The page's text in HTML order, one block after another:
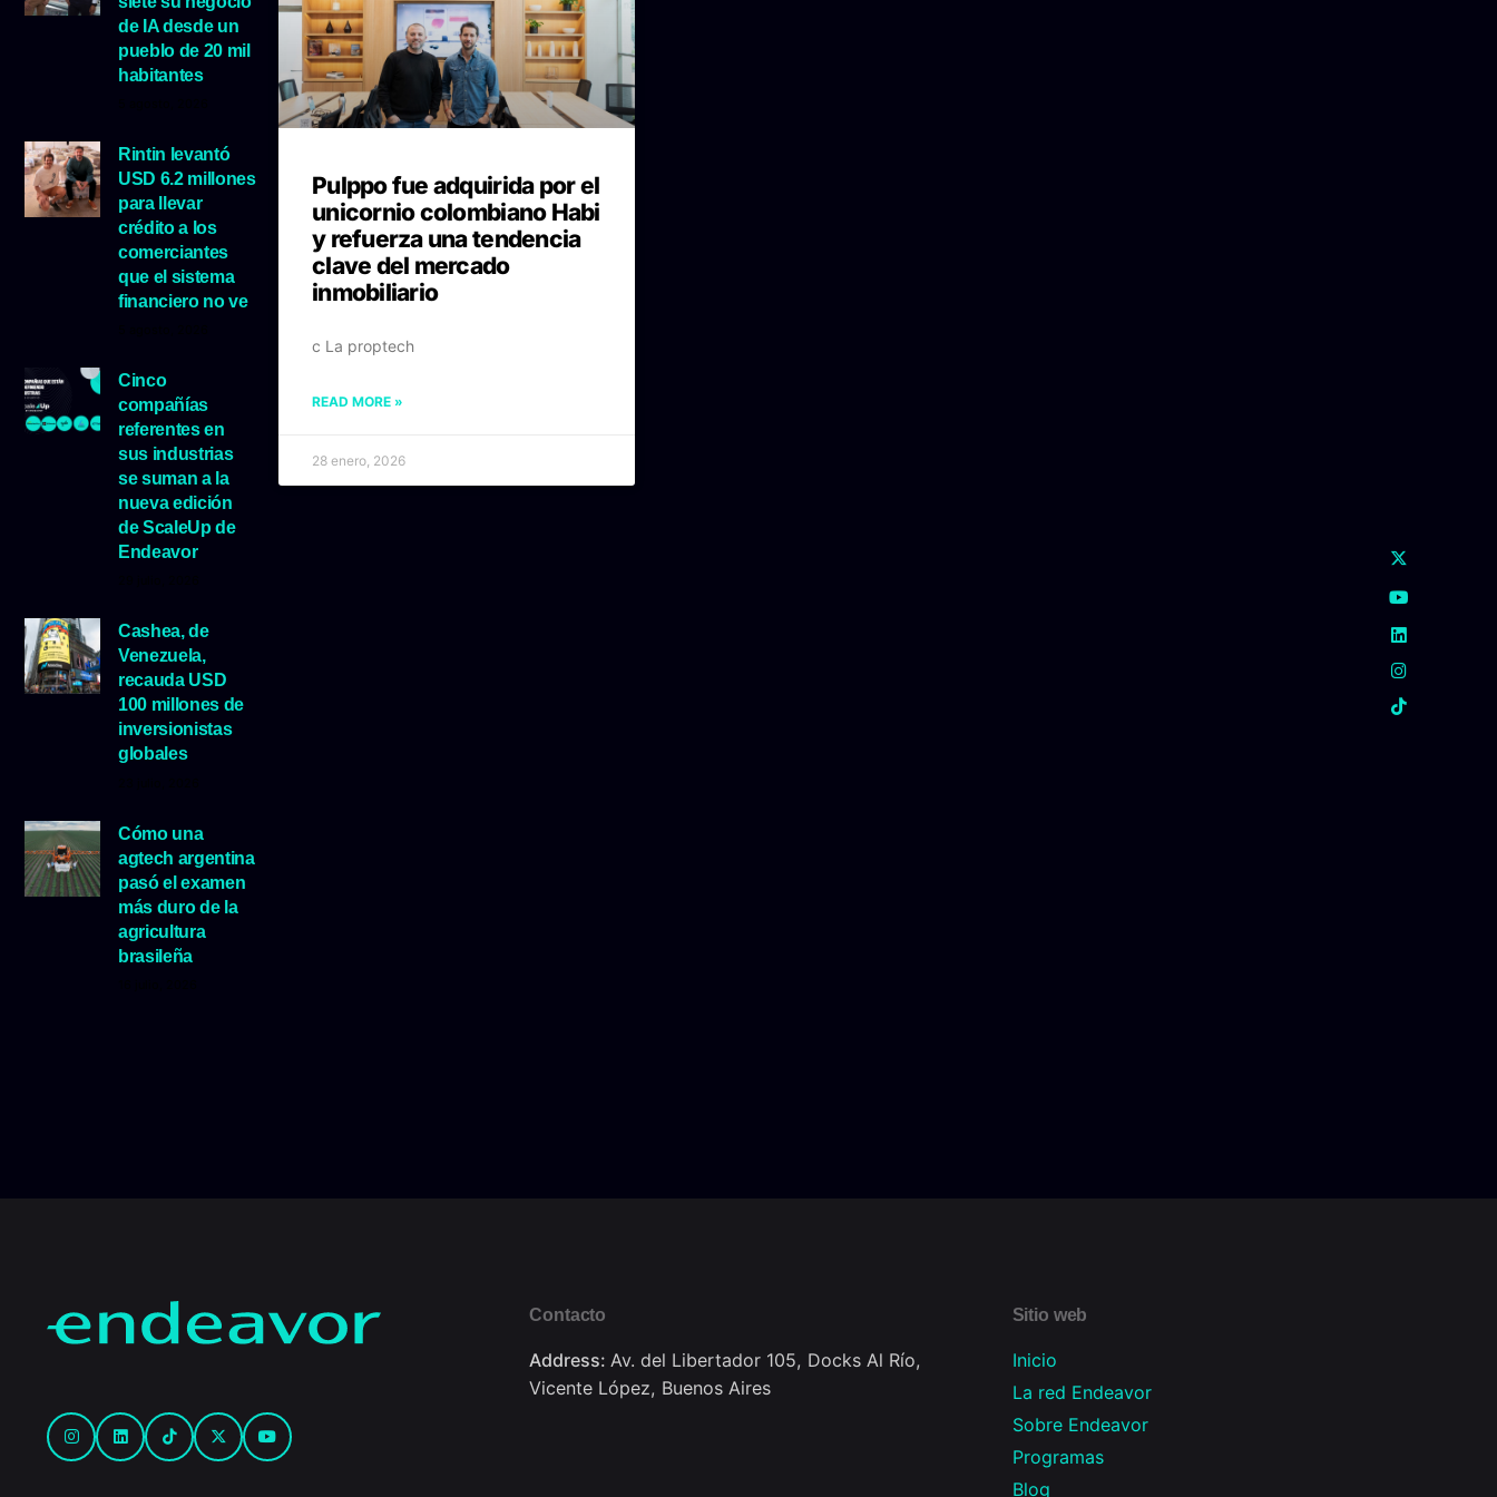
de IA desde un
pueblo de 20 mil
habitantes
Rintin levantó
USD 6.2 millones
para llevar
crédito a los
comerciantes
que el sistema
financiero no ve
Cinco
compañías
referentes en
sus industrias
se suman a la
nueva edición
de ScaleUp de
Endeavor
Cashea, de
Venezuela,
recauda USD
100 millones de
inversionistas
globales
Cómo una
agtech argentina
pasó el examen
más duro de la
agricultura
brasileña
Pulppo fue adquirida por el
unicornio colombiano Habi
y refuerza una tendencia
clave del mercado
inmobiliario
c La proptech
READ MORE »
28 enero, 2026
Contacto
Address:Av. del Libertador 105, Docks Al Río,
Vicente López, Buenos Aires
Sitio web
Inicio
La red Endeavor
Sobre Endeavor
Programas
Blog